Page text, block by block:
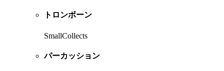
トロンボーン
SmallCollects
パーカッション